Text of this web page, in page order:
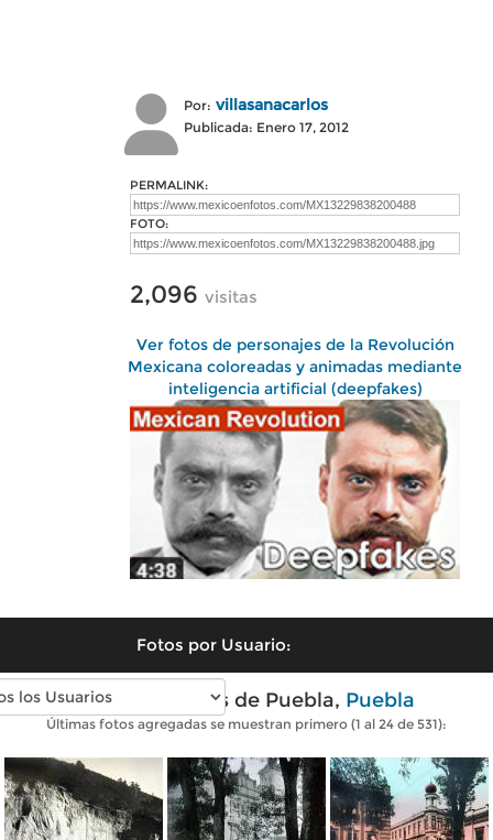
Por: villasanacarlos
Publicada: Enero 17, 2012
PERMALINK:
FOTO:
2,096 visitas
Ver fotos de personajes de la Revolución
Mexicana coloreadas y animadas mediante
inteligencia artificial (deepfakes)
Fotos por Usuario:
Fotos antiguas de Puebla, Puebla
Últimas fotos agregadas se muestran primero (1 al 24 de 531):